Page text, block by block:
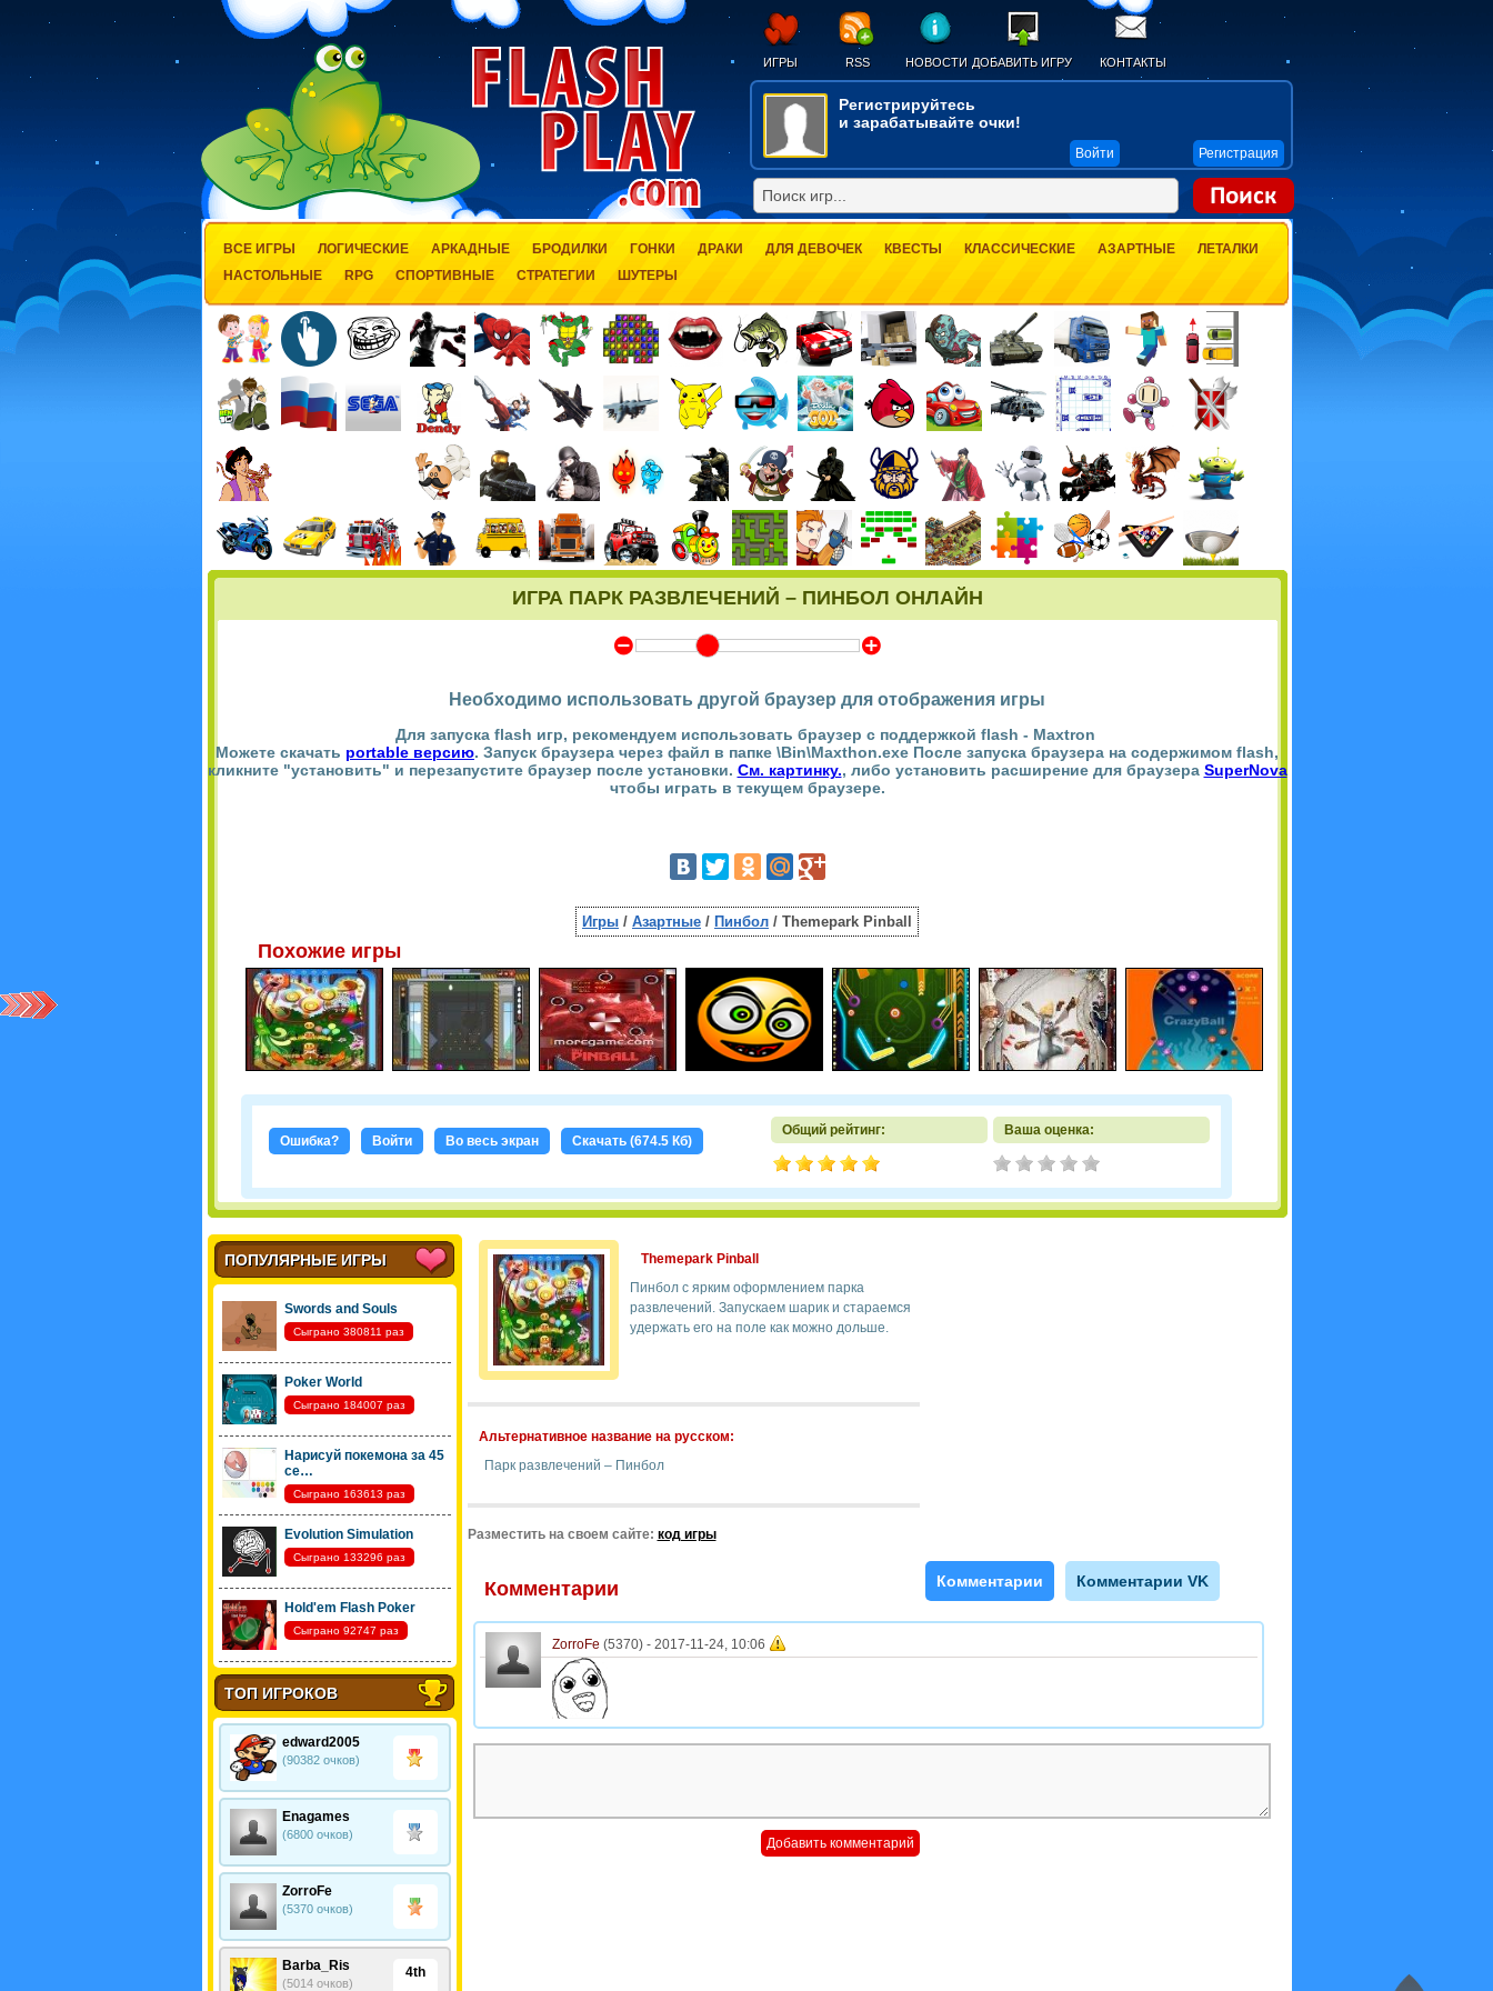
ИГРЫ RSS НОВОСТИ ДОБАВИТЬ ИГРУ КОНТАКТЫ
Регистрируйтесь
и зарабатывайте очки!
Войти Регистрация
ВСЕ ИГРЫ ЛОГИЧЕСКИЕ АРКАДНЫЕ БРОДИЛКИ ГОНКИ ДРАКИ ДЛЯ ДЕВОЧЕК КВЕСТЫ КЛАССИЧЕСКИЕ АЗАРТНЫЕ
ЛЕТАЛКИ
НАСТОЛЬНЫЕ
RPG СПОРТИВНЫЕ СТРАТЕГИИ ШУТЕРЫ
ИГРА ПАРК РАЗВЛЕЧЕНИЙ – ПИНБОЛ ОНЛАЙН
Y Z
Необходимо использовать другой браузер для отображения игры
Для запуска flash игр, рекомендуем использовать браузер с поддержкой flash - Maxtron
Можете скачать portable версию. Запуск браузера через файл в папке \Bin\Maxthon.exe После запуска браузера на содержимом flash,
кликните "установить" и перезапустите браузер после установки. См. картинку., либо установить расширение для браузера SuperNova
чтобы играть в текущем браузере.
Игры / Азартные / Пинбол / Themepark Pinball
Похожие игры
Ошибка? Войти Во весь экран Скачать (674.5 Кб)
Общий рейтинг: Ваша оценка:
ПОПУЛЯРНЫЕ ИГРЫ
Swords and Souls
Сыграно 380811 раз
Poker World
Сыграно 184007 раз
Нарисуй покемона за 45
се…
Сыграно 163613 раз
Evolution Simulation
Сыграно 133296 раз
Hold'em Flash Poker
Сыграно 92747 раз
ТОП ИГРОКОВ
edward2005
(90382 очков)
Enagames
(6800 очков)
ZorroFe
(5370 очков)
4th
Barba_Ris
(5014 очков)
Themepark Pinball
Пинбол с ярким оформлением парка
развлечений. Запускаем шарик и стараемся
удержать его на поле как можно дольше.
Альтернативное название на русском:
Парк развлечений – Пинбол
Разместить на своем сайте: код игры
Комментарии
ZorroFe (5370) - 2017-11-24, 10:06
Комментарии Комментарии VK